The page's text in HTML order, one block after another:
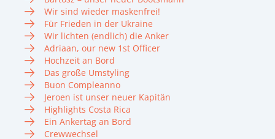
Wir sind wieder maskenfrei!
Für Frieden in der Ukraine
Wir lichten (endlich) die Anker
Adriaan, our new 1st Officer
Hochzeit an Bord
Das große Umstyling
Buon Compleanno
Jeroen ist unser neuer Kapitän
Highlights Costa Rica
Ein Ankertag an Bord
Crewwechsel